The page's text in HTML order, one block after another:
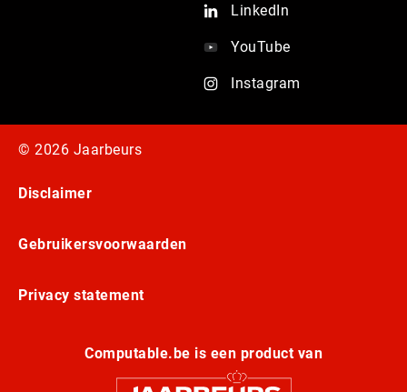
LinkedIn
YouTube
Instagram
© 2026 Jaarbeurs
Disclaimer
Gebruikersvoorwaarden
Privacy statement
Computable.be is een product van